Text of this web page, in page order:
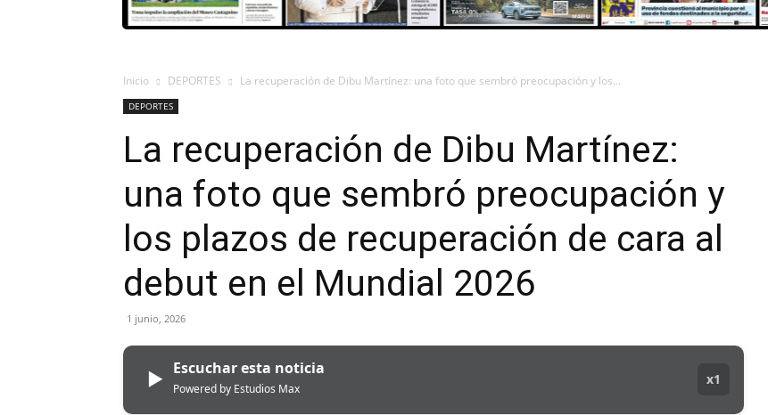
Inicio DEPORTES La recuperación de Dibu Martínez: una foto que sembró preocupación y los...
DEPORTES
La recuperación de Dibu Martínez:
una foto que sembró preocupación y
los plazos de recuperación de cara al
debut en el Mundial 2026
1 junio, 2026
▶ Escuchar esta noticia
Powered by Estudios Max
x1